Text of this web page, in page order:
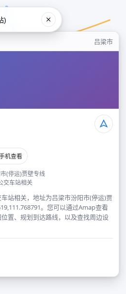
吕梁市
机查看
(停运)贾壁专线
交车站相关
站相关，地址为吕梁市汾阳市(停运)贾
。您可以通过Amap查看
置、规划到达路线，以及查找周边设